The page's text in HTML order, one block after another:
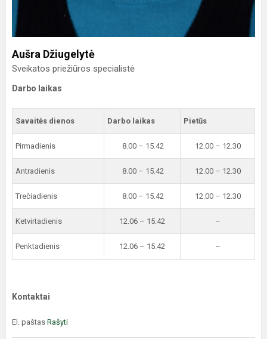
Aušra Džiugelytė
Sveikatos priežiūros specialistė
Darbo laikas
Savaitės dienos Darbo laikas Pietūs
Pirmadienis 8.00 – 15.42 12.00 – 12.30
Antradienis 8.00 – 15.42 12.00 – 12.30
Trečiadienis 8.00 – 15.42 12.00 – 12.30
Ketvirtadienis 12.06 – 15.42 –
Penktadienis 12.06 – 15.42 –
Kontaktai
El. paštas Rašyti